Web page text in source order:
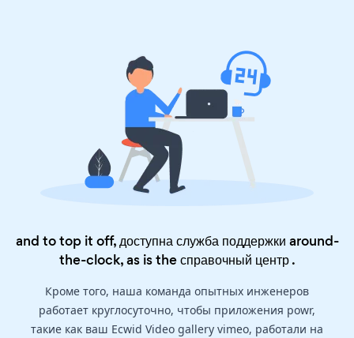
and to top it off, доступна служба поддержки around-
the-clock, as is theсправочный центр.
Кроме того, наша команда опытных инженеров
работает круглосуточно, чтобы приложения powr,
такие как ваш Ecwid Video gallery vimeo, работали на